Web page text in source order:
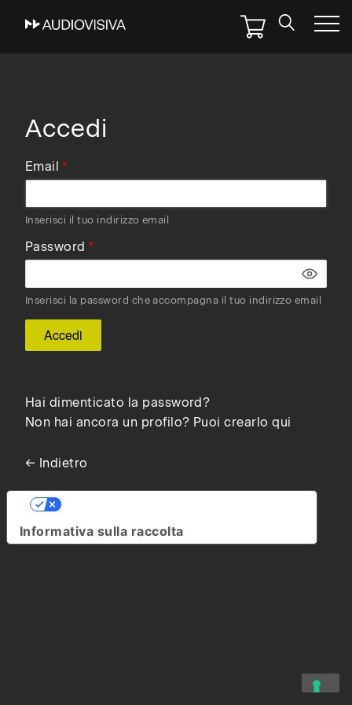
Skip
Accedi
Email
Inserisci il tuo indirizzo email
Password
Inserisci la password che accompagna il tuo indirizzo email
Hai dimenticato la password?
Non hai ancora un profilo? Puoi crearlo qui
← Indietro
Informativa sulla raccolta
Le tue preferenze relative alla privacy